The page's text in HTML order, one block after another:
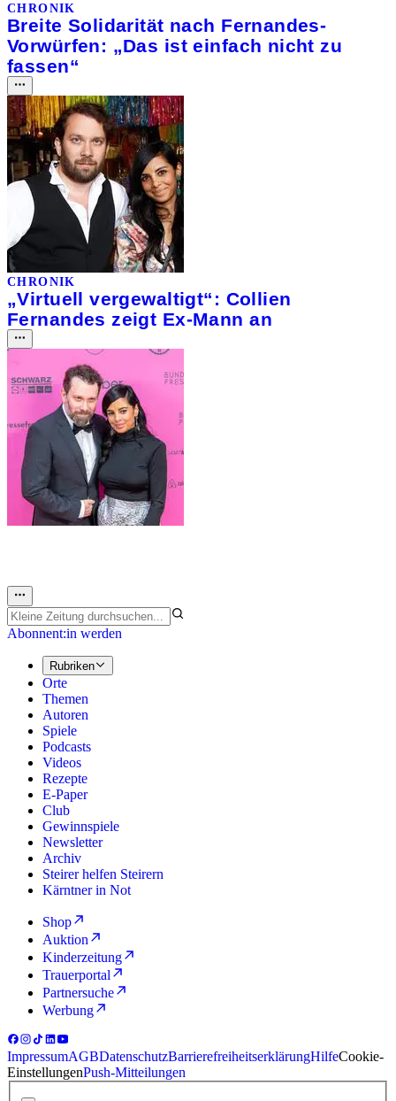
CHRONIK
Breite Solidarität nach Fernandes-
Vorwürfen: „Das ist einfach nicht zu
fassen“
CHRONIK
„Virtuell vergewaltigt“: Collien
Fernandes zeigt Ex-Mann an
Abonnent:in werden
Rubriken
Orte
Themen
Autoren
Spiele
Podcasts
Videos
Rezepte
E-Paper
Club
Gewinnspiele
Newsletter
Archiv
Steirer helfen Steirern
Kärntner in Not
Shop
Auktion
Kinderzeitung
Trauerportal
Partnersuche
Werbung
ImpressumAGBDatenschutzBarrierefreiheitserklärungHilfeCookie-
EinstellungenPush-Mitteilungen